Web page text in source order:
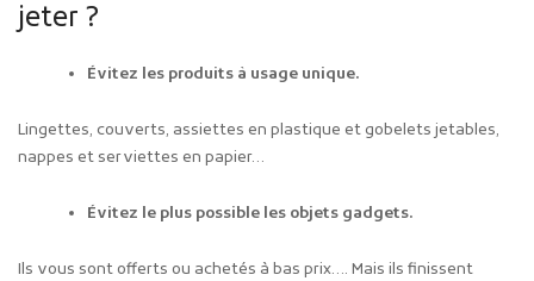
jeter ?
Évitez les produits à usage unique.
Lingettes, couverts, assiettes en plastique et gobelets jetables,
nappes et serviettes en papier…
Évitez le plus possible les objets gadgets.
Ils vous sont offerts ou achetés à bas prix…. Mais ils finissent